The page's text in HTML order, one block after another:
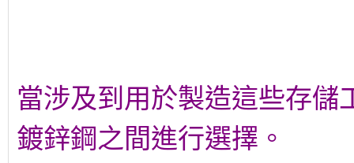
當涉及到用於製造這些存儲
鍍鋅鋼之間進行選擇。